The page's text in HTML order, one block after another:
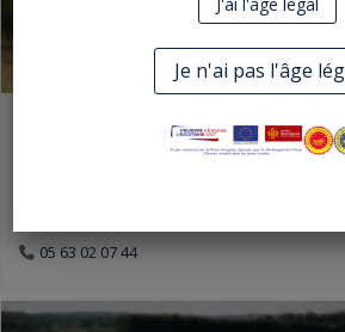
Domaine de GABACHOU
AOP Coteaux du Quercy
05 63 02 07 44
Je n'ai pas l'âge